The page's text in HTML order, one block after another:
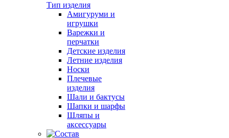
Тип изделия
Амигуруми и
игрушки
Варежки и
перчатки
Детские изделия
Летние изделия
Носки
Плечевые
изделия
Шали и бактусы
Шапки и шарфы
Шляпы и
аксессуары